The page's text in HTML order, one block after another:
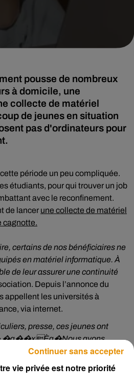
pousse de nombreux
à domicile, une
collecte de matériel
de jeunes en situation
pas d'ordinateurs pour
période un peu compliquée.
étudiants, pour qui trouver un job
avec le reconfinement.
de lancer une collecte de matériel
cagnotte.
certains de nos bénéficiaires ne
en matériel informatique. À
de leur assurer une continuité
Depuis l’annonce du
appellent les universités à
via internet.
presse, ces jeunes ont
�a�️�xÈa�️Nous avons
surLundi 2 novembre 2020
vie privée est notre priorité
Continuer sans accepter